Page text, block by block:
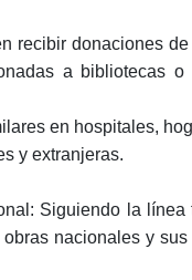
recibir donaciones
a bibliotecas o
en hospitales,
y extranjeras.
Siguiendo la
nacionales y